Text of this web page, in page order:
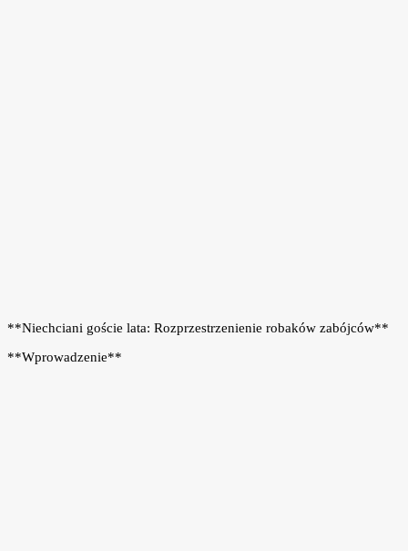
**Niechciani goście lata: Rozprzestrzenienie robaków zabójców**
**Wprowadzenie**